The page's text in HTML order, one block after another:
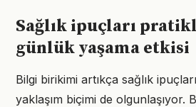
Sağlık ipuçları
günlük yaşama etkisi
Bilgi birikimi artıkça sağlık
yaklaşım biçimi de olgunlaşıyor.